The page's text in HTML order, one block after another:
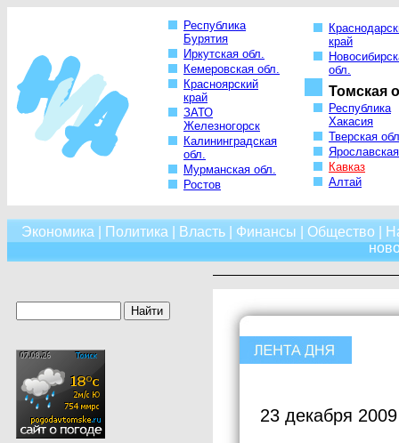
Республика
Бурятия
Иркутская обл.
Кемеровская обл.
Красноярский
край
ЗАТО
Железногорск
Калининградская
обл.
Мурманская обл.
Ростов
край
обл.
Томская
Республика
Хакасия
Тверская
Кавказ
Алтай
Экономика Политика Власть| Финансы Общество
23 декабря